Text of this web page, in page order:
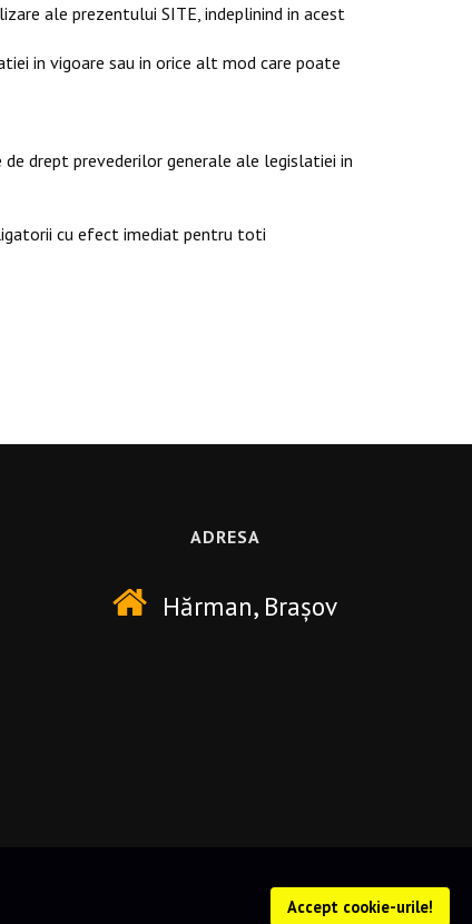
ale prezentului SITE, indeplinind in acest
in vigoare sau in orice alt mod care poate
drept prevederilor generale ale legislatiei in
cu efect imediat pentru toti
ADRESA
Hărman, Brașov
Accept cookie-urile!